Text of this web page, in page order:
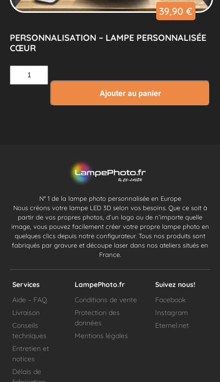
39,90 €
PERSONNALISATION – LAMPE PERSONNALISÉE
CŒUR
Ajouter au panier
N° 1 de la lampe photo personnalisée en Europe
Nous créons votre lampe LED 3D selon vos besoins. Que ce soit à
partir de vos propres photos, d’un logo ou de n’importe quelle
image, vous pouvez facilement créer votre propre lampe photo en
quelques clics depuis notre configurateur. Tous nos produits sont
fabriqués par gravure et découpe laser dans nos ateliers situés en
France.
Services
Aide – FAQ
Livraison
Conseils
techniques
Entretien et
notices
Délais de
LampePhoto.fr
Conditions de vente
Protection des
données
Mentions légales
Suivez nous!
Facebook
Instagram
Eternel.net